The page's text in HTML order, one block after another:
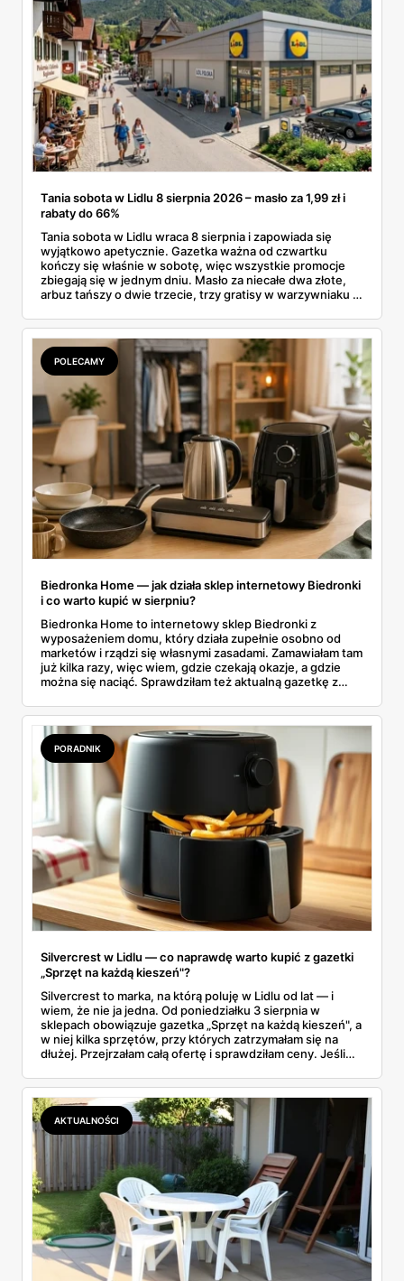
Tania sobota w Lidlu 8 sierpnia 2026 – masło za 1,99 zł i
rabaty do 66%
Tania sobota w Lidlu wraca 8 sierpnia i zapowiada się
wyjątkowo apetycznie. Gazetka ważna od czwartku
kończy się właśnie w sobotę, więc wszystkie promocje
zbiegają się w jednym dniu. Masło za niecałe dwa złote,
arbuz tańszy o dwie trzecie, trzy gratisy w warzywniaku i
całą sobotnią gazetkę Lidla strona po stronie i wybrałam
to, co naprawdę się opłaca.
POLECAMY
Biedronka Home — jak działa sklep internetowy Biedronki
i co warto kupić w sierpniu?
Biedronka Home to internetowy sklep Biedronki z
wyposażeniem domu, który działa zupełnie osobno od
marketów i rządzi się własnymi zasadami. Zamawiałam tam
już kilka razy, więc wiem, gdzie czekają okazje, a gdzie
można się naciąć. Sprawdziłam też aktualną gazetkę z
wszystko w jednym miejscu: jak zamawiać, ile trwa zwrot,
jakie kody rabatowe działają w sierpniu i które produkty
faktycznie warto włożyć do koszyka.
PORADNIK
Silvercrest w Lidlu — co naprawdę warto kupić z gazetki
„Sprzęt na każdą kieszeń"?
Silvercrest to marka, na którą poluję w Lidlu od lat — i
wiem, że nie ja jedna. Od poniedziałku 3 sierpnia w
sklepach obowiązuje gazetka „Sprzęt na każdą kieszeń", a
w niej kilka sprzętów, przy których zatrzymałam się na
dłużej. Przejrzałam całą ofertę i sprawdziłam ceny. Jeśli
faktycznie okazja — poniżej znajdziecie odpowiedź.
Uwaga: promocja trwa tylko do 8 sierpnia.
AKTUALNOŚCI